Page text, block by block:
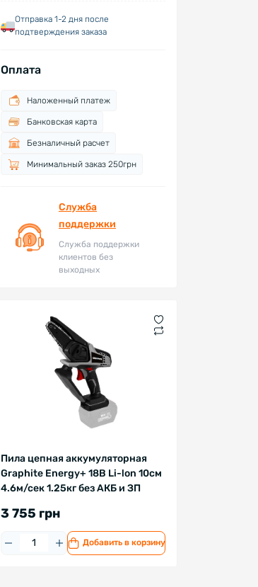
Отправка 1-2 дня после
подтверждения заказа
Оплата
Наложенный платеж
Банковская карта
Безналичный расчет
Минимальный заказ 250грн
Служба
поддержки
Служба поддержки
клиентов без
выходных
Пила цепная аккумуляторная
Graphite Energy+ 18В Li-lon 10см
4.6м/сек 1.25кг без АКБ и ЗП
3 755 грн
Добавить в корзину